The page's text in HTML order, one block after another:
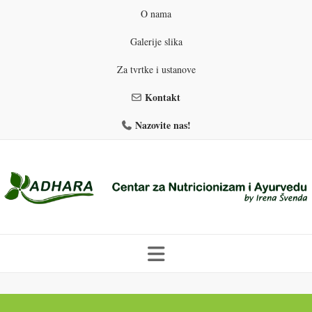
O nama
Galerije slika
Za tvrtke i ustanove
Kontakt
Nazovite nas!
to